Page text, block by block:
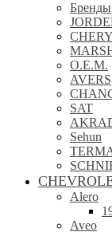
Бренды
CHERY
O.E.M.
AVERS
SAT
Sehun
Alero
Aveo